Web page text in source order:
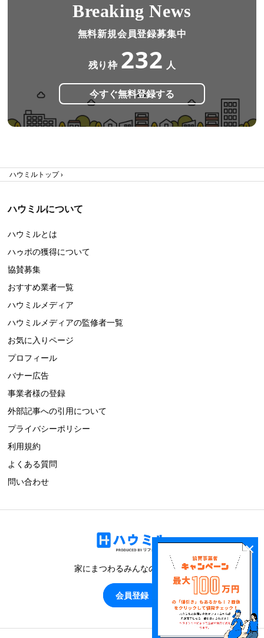
×
Breaking News
無料新規会員登録募集中
残り枠 232 人
今すぐ無料登録する
ハウミルトップ
ハウミルについて
ハウミルとは
ハゥポの獲得について
協賛募集
おすすめ業者一覧
ハウミルメディア
ハウミルメディアの監修者一覧
お気に入りページ
プロフィール
バナー広告
事業者様の登録
外部記事への引用について
プライバシーポリシー
利用規約
よくある質問
問い合わせ
家にまつわるみんなのブログ！
会員登録